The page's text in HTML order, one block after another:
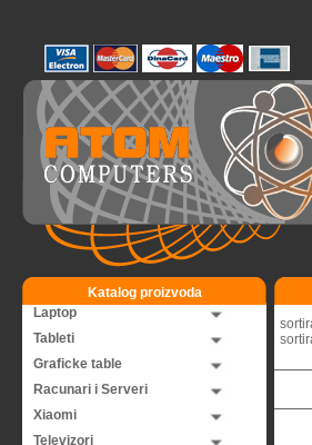
Katalog proizvoda
Laptop
Tableti
Graficke table
Racunari i Serveri
Xiaomi
Televizori